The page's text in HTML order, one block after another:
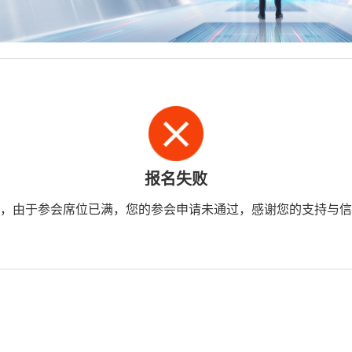
报名失败
由于参会席位已满，您的参会申请未通过，感谢您的支持与